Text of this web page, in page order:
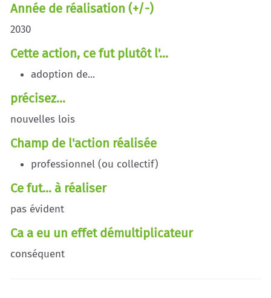
Année de réalisation (+/-)
2030
Cette action, ce fut plutôt l'...
adoption de...
précisez...
nouvelles lois
Champ de l'action réalisée
professionnel (ou collectif)
Ce fut... à réaliser
pas évident
Ca a eu un effet démultiplicateur
conséquent